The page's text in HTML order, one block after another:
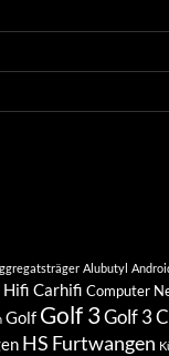
Alubutyl
Hifi Carhifi Computer
Golf Golf 3Golf 3
HS Furtwangen